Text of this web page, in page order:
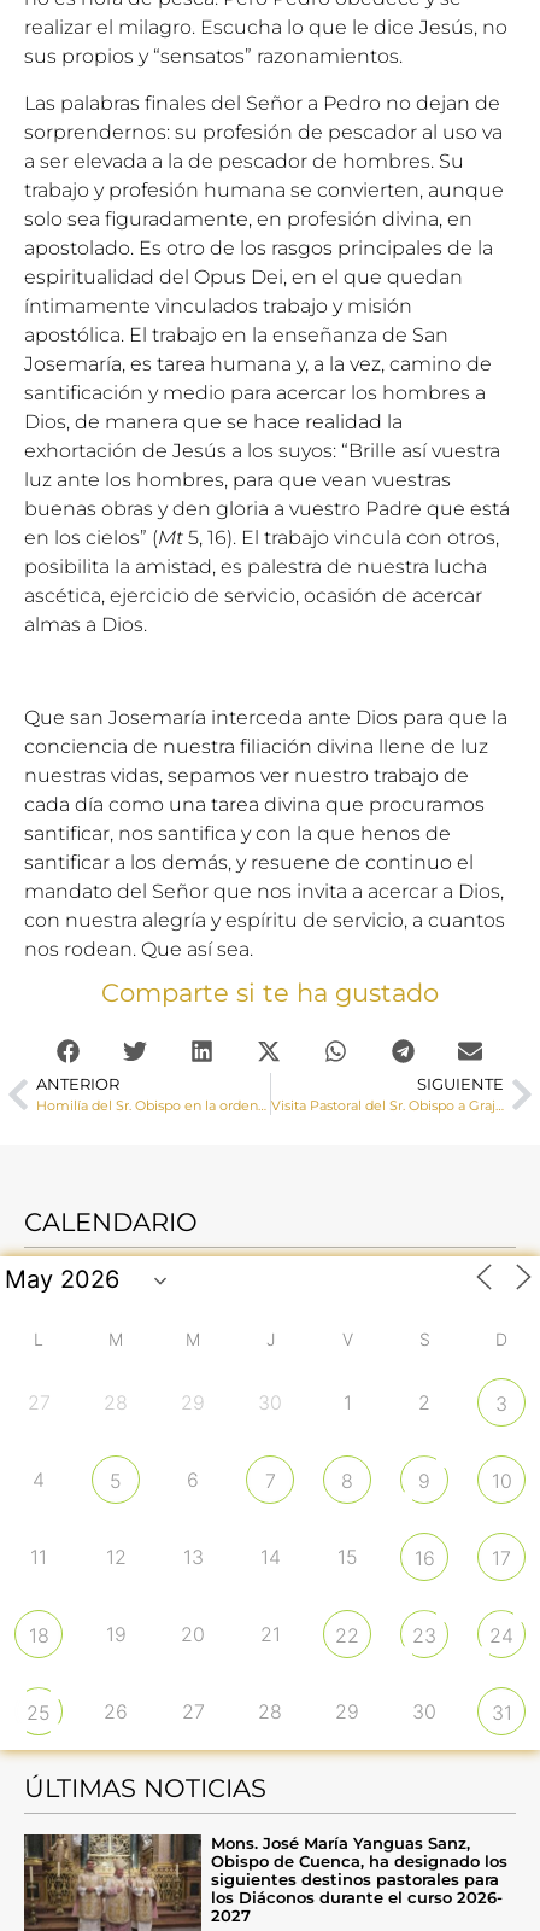
realizar el milagro. Escucha lo que le dice Jesús, no
sus propios y “sensatos” razonamientos.
Las palabras finales del Señor a Pedro no dejan de
sorprendernos: su profesión de pescador al uso va
a ser elevada a la de pescador de hombres. Su
trabajo y profesión humana se convierten, aunque
solo sea figuradamente, en profesión divina, en
apostolado. Es otro de los rasgos principales de la
espiritualidad del Opus Dei, en el que quedan
íntimamente vinculados trabajo y misión
apostólica. El trabajo en la enseñanza de San
Josemaría, es tarea humana y, a la vez, camino de
santificación y medio para acercar los hombres a
Dios, de manera que se hace realidad la
exhortación de Jesús a los suyos: “Brille así vuestra
luz ante los hombres, para que vean vuestras
buenas obras y den gloria a vuestro Padre que está
en los cielos” (Mt 5, 16). El trabajo vincula con otros,
posibilita la amistad, es palestra de nuestra lucha
ascética, ejercicio de servicio, ocasión de acercar
almas a Dios.
Que san Josemaría interceda ante Dios para que la
conciencia de nuestra filiación divina llene de luz
nuestras vidas, sepamos ver nuestro trabajo de
cada día como una tarea divina que procuramos
santificar, nos santifica y con la que henos de
santificar a los demás, y resuene de continuo el
mandato del Señor que nos invita a acercar a Dios,
con nuestra alegría y espíritu de servicio, a cuantos
nos rodean. Que así sea.
Comparte si te ha gustado
ANTERIOR
Homilía del Sr. Obispo en la ordenación sacerdotal de David Guirado Gutiérrez
SIGUIENTE
Visita Pastoral del Sr. Obispo a Graja de Iniesta
CALENDARIO
L M M J V S D
27 28 29 30 1 2 3
4 5 6 7 8 9 10
11 12 13 14 15 16 17
18 19 20 21 22 23 24
25 26 27 28 29 30 31
ÚLTIMAS NOTICIAS
Mons. José María Yanguas Sanz,
Obispo de Cuenca, ha designado los
siguientes destinos pastorales para
los Diáconos durante el curso 2026-
2027